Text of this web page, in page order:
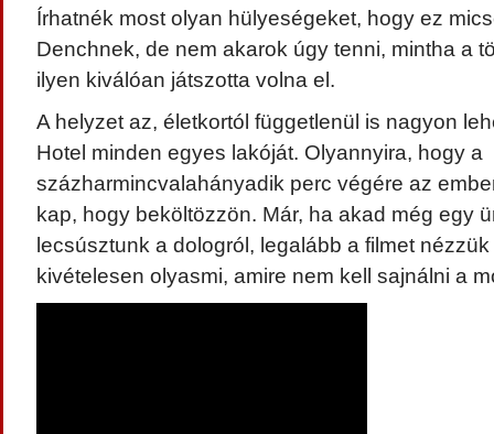
Írhatnék most olyan hülyeségeket, hogy ez
Denchnek, de nem akarok úgy tenni, mintha a
ilyen kiválóan játszotta volna el.
A helyzet az, életkortól függetlenül is nagyon
Hotel minden egyes lakóját. Olyannyira, hogy a
százharmincvalahányadik perc végére az
kap, hogy beköltözzön. Már, ha akad még egy
lecsúsztunk a dologról, legalább a filmet
kivételesen olyasmi, amire nem kell sajnálni a